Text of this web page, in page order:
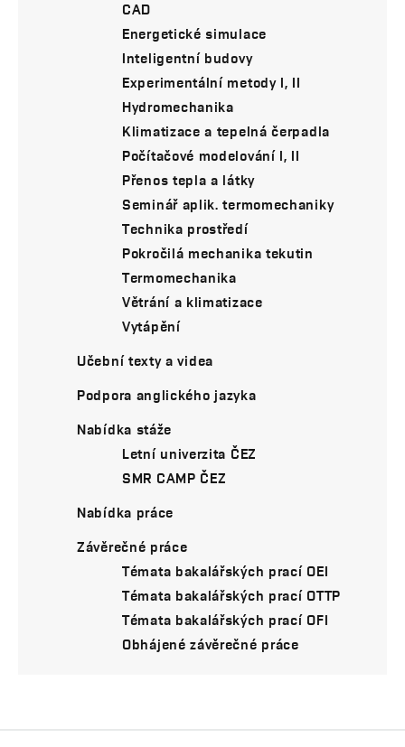
CAD
Energetické simulace
Inteligentní budovy
Experimentální metody I, II
Hydromechanika
Klimatizace a tepelná čerpadla
Počítačové modelování I, II
Přenos tepla a látky
Seminář aplik. termomechaniky
Technika prostředí
Pokročilá mechanika tekutin
Termomechanika
Větrání a klimatizace
Vytápění
Učební texty a videa
Podpora anglického jazyka
Nabídka stáže
Letní univerzita ČEZ
SMR CAMP ČEZ
Nabídka práce
Závěrečné práce
Témata bakalářských prací OEI
Témata bakalářských prací OTTP
Témata bakalářských prací OFI
Obhájené závěrečné práce